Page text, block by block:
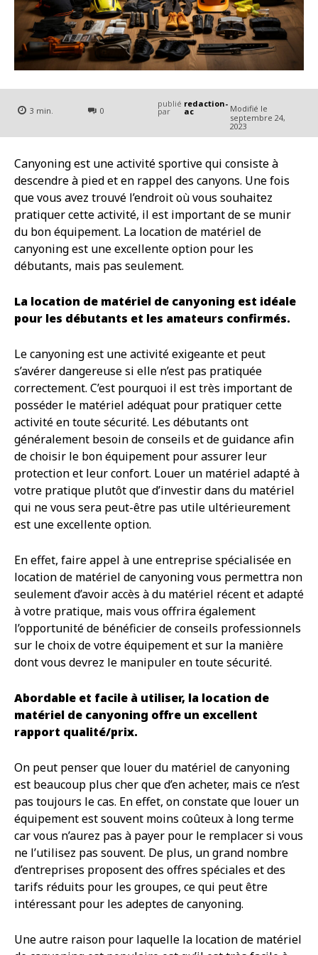
3 min. 0
publié
par
redaction-
ac
Modifié le
septembre 24,
2023
Canyoning est une activité sportive qui consiste à
descendre à pied et en rappel des canyons. Une fois
que vous avez trouvé l’endroit où vous souhaitez
pratiquer cette activité, il est important de se munir
du bon équipement. La location de matériel de
canyoning est une excellente option pour les
débutants, mais pas seulement.
La location de matériel de canyoning est idéale
pour les débutants et les amateurs confirmés.
Le canyoning est une activité exigeante et peut
s’avérer dangereuse si elle n’est pas pratiquée
correctement. C’est pourquoi il est très important de
posséder le matériel adéquat pour pratiquer cette
activité en toute sécurité. Les débutants ont
généralement besoin de conseils et de guidance afin
de choisir le bon équipement pour assurer leur
protection et leur confort. Louer un matériel adapté à
votre pratique plutôt que d’investir dans du matériel
qui ne vous sera peut-être pas utile ultérieurement
est une excellente option.
En effet, faire appel à une entreprise spécialisée en
location de matériel de canyoning vous permettra non
seulement d’avoir accès à du matériel récent et adapté
à votre pratique, mais vous offrira également
l’opportunité de bénéficier de conseils professionnels
sur le choix de votre équipement et sur la manière
dont vous devrez le manipuler en toute sécurité.
Abordable et facile à utiliser, la location de
matériel de canyoning offre un excellent
rapport qualité/prix.
On peut penser que louer du matériel de canyoning
est beaucoup plus cher que d’en acheter, mais ce n’est
pas toujours le cas. En effet, on constate que louer un
équipement est souvent moins coûteux à long terme
car vous n’aurez pas à payer pour le remplacer si vous
ne l’utilisez pas souvent. De plus, un grand nombre
d’entreprises proposent des offres spéciales et des
tarifs réduits pour les groupes, ce qui peut être
intéressant pour les adeptes de canyoning.
Une autre raison pour laquelle la location de matériel